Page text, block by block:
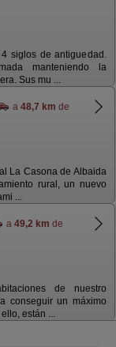
siglos de antiguedad.
manteniendo la
Sus mu ...
a 48,7 km de
La Casona de Albaida
rural, un nuevo
...
a 49,2 km de
de nuestro
conseguir un máximo
están ...